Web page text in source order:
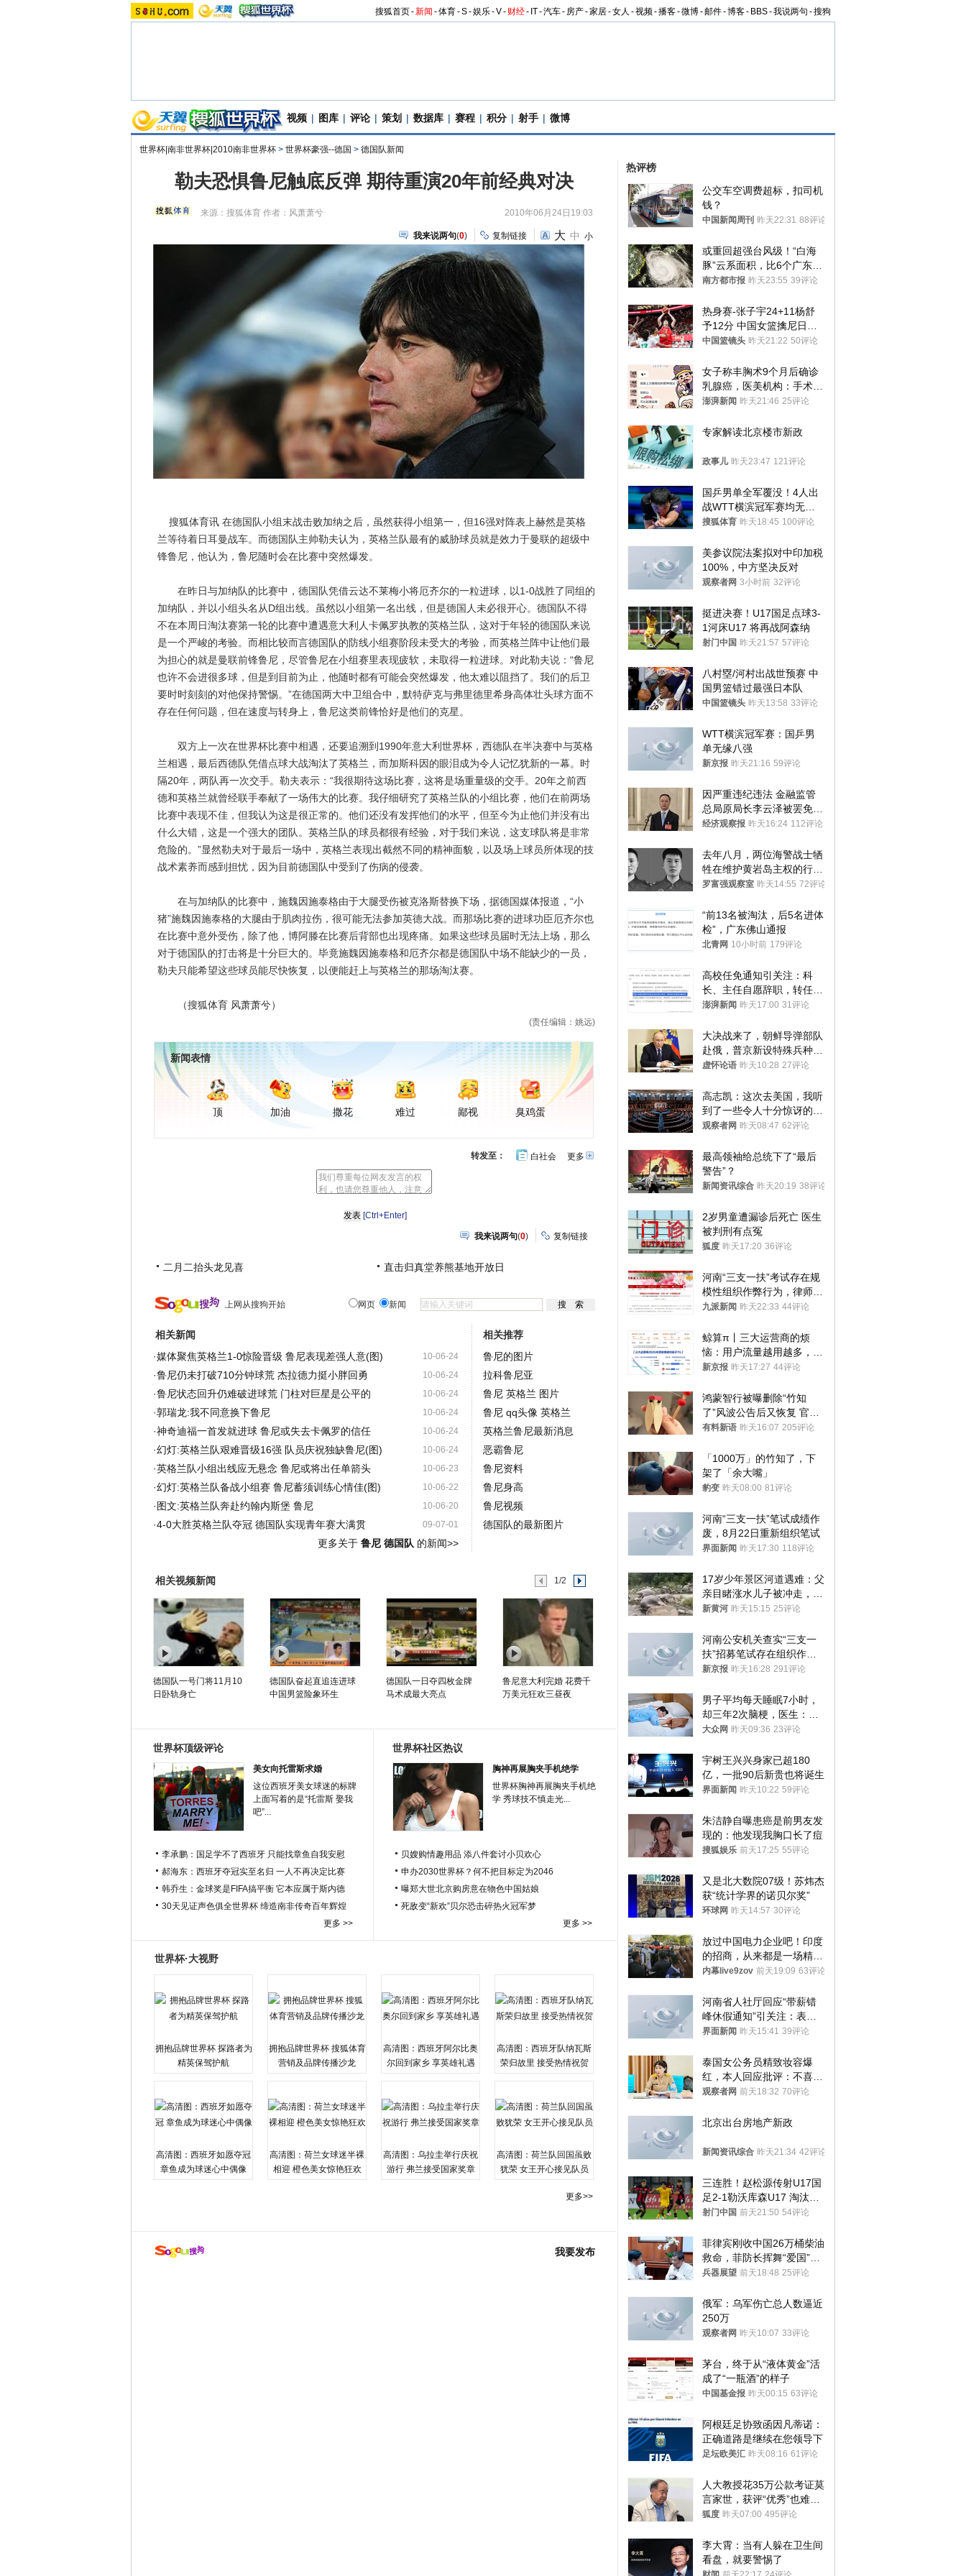
搜狐首页-新闻 -体育-S-娱乐-V- 财经- IT-汽车- 房产-家居-女人 -视频-播客-微博-邮件-博客- BBS-我说两句 -搜狗
视频 | 图库 | 评论 | 策划 | 数据库 | 赛程 | 积分 | 射手 | 微博
世界杯|南非世界杯|2010南非世界杯 > 世界杯豪强--德国 > 德国队新闻
勒夫恐惧鲁尼触底反弹 期待重演20年前经典对决
来源：搜狐体育 作者：风萧萧兮 2010年06月24日19:03
我来说两句(0) 复制链接 大 中 小
搜狐体育讯 在德国队小组末战击败加纳之后，虽然获得小组第一，但16强对阵表上赫然是英格
兰等待着日耳曼战车。而德国队主帅勒夫认为，英格兰队最有的威胁球员就是效力于曼联的超级中
锋鲁尼，他认为，鲁尼随时会在比赛中突然爆发。
在昨日与加纳队的比赛中，德国队凭借云达不莱梅小将厄齐尔的一粒进球，以1-0战胜了同组的
加纳队，并以小组头名从D组出线。虽然以小组第一名出线，但是德国人未必很开心。德国队不得
不在本周日淘汰赛第一轮的比赛中遭遇意大利人卡佩罗执教的英格兰队，这对于年轻的德国队来说
是一个严峻的考验。而相比较而言德国队的防线小组赛阶段未受大的考验，而英格兰阵中让他们最
为担心的就是曼联前锋鲁尼，尽管鲁尼在小组赛里表现疲软，未取得一粒进球。对此勒夫说：“鲁尼
也许不会进很多球，但是到目前为止，他随时都有可能会突然爆发，他太难以阻挡了。我们的后卫
要时时刻刻的对他保持警惕。”在德国两大中卫组合中，默特萨克与弗里德里希身高体壮头球方面不
存在任何问题，但在速度与转身上，鲁尼这类前锋恰好是他们的克星。
双方上一次在世界杯比赛中相遇，还要追溯到1990年意大利世界杯，西德队在半决赛中与英格
兰相遇，最后西德队凭借点球大战淘汰了英格兰，而加斯科因的眼泪成为令人记忆犹新的一幕。时
隔20年，两队再一次交手。勒夫表示：“我很期待这场比赛，这将是场重量级的交手。20年之前西
德和英格兰就曾经联手奉献了一场伟大的比赛。我仔细研究了英格兰队的小组比赛，他们在前两场
比赛中表现不佳，但我认为这是很正常的。他们还没有发挥他们的水平，但至今为止他们并没有出
什么大错，这是一个强大的团队。英格兰队的球员都很有经验，对于我们来说，这支球队将是非常
危险的。”显然勒夫对于最后一场中，英格兰表现出截然不同的精神面貌，以及场上球员所体现的技
战术素养而感到担忧，因为目前德国队中受到了伤病的侵袭。
在与加纳队的比赛中，施魏因施泰格由于大腿受伤被克洛斯替换下场，据德国媒体报道，“小
猪”施魏因施泰格的大腿由于肌肉拉伤，很可能无法参加英德大战。而那场比赛的进球功臣厄齐尔也
在比赛中意外受伤，除了他，博阿滕在比赛后背部也出现疼痛。如果这些球员届时无法上场，那么
对于德国队的打击将是十分巨大的。毕竟施魏因施泰格和厄齐尔都是德国队中场不能缺少的一员，
勒夫只能希望这些球员能尽快恢复，以便能赶上与英格兰的那场淘汰赛。
（搜狐体育 风萧萧兮）
(责任编辑：姚远)
新闻表情
顶 加油 撒花 难过 鄙视 臭鸡蛋
更多开
转发至： 白社会
[Ctrl+Enter]
我来说两句(0) 复制链接
二月二抬头龙见喜 直击归真堂养熊基地开放日
上网从搜狗开始 网页 新闻
相关新闻
10-06-24
·媒体聚焦英格兰1-0惊险晋级 鲁尼表现差强人意(图)
10-06-24
·鲁尼仍未打破710分钟球荒 杰拉德力挺小胖回勇
10-06-24
·鲁尼状态回升仍难破进球荒 门柱对巨星是公平的
10-06-24
·郭瑞龙:我不同意换下鲁尼
10-06-24
·神奇迪福一首发就进球 鲁尼或失去卡佩罗的信任
10-06-24
·幻灯:英格兰队艰难晋级16强 队员庆祝独缺鲁尼(图)
10-06-23
·英格兰队小组出线应无悬念 鲁尼或将出任单箭头
10-06-22
·幻灯:英格兰队备战小组赛 鲁尼蓄须训练心情佳(图)
10-06-20
· 图文:英格兰队奔赴约翰内斯堡 鲁尼
09-07-01
·4-0大胜英格兰队夺冠 德国队实现青年赛大满贯
更多关于 鲁尼 德国队 的新闻>>
相关推荐
鲁尼的图片
拉科鲁尼亚
鲁尼 英格兰 图片
鲁尼 qq头像 英格兰
英格兰鲁尼最新消息
恶霸鲁尼
鲁尼资料
鲁尼身高
鲁尼视频
德国队的最新图片
相关视频新闻 1/2
德国队一号门将11月10
日卧轨身亡
德国队奋起直追连进球
中国男篮险象环生
德国队一日夺四枚金牌
马术成最大亮点
鲁尼意大利完婚 花费千
万美元狂欢三昼夜
世界杯顶级评论
美女向托雷斯求婚
这位西班牙美女球迷的标牌
上面写着的是“托雷斯 娶我
吧”...
李承鹏：国足学不了西班牙 只能找章鱼自我安慰
郝海东：西班牙夺冠实至名归 一人不再决定比赛
韩乔生：金球奖是FIFA搞平衡 它本应属于斯内德
30天见证声色俱全世界杯 缔造南非传奇百年辉煌
更多 >>
世界杯社区热议
胸神再展胸夹手机绝学
世界杯胸神再展胸夹手机绝
学 秀球技不慎走光...
贝嫂购情趣用品 添八件套讨小贝欢心
申办2030世界杯？何不把目标定为2046
曝郑大世北京购房意在物色中国姑娘
死敌变“新欢”贝尔恐击碎热火冠军梦
更多 >>
世界杯·大视野
拥抱品牌世界杯 探路者为
精英保驾护航
拥抱品牌世界杯 搜狐体育
营销及品牌传播沙龙
高清图：西班牙阿尔比奥
尔回到家乡 享英雄礼遇
高清图：西班牙队纳瓦斯
荣归故里 接受热情祝贺
高清图：西班牙如愿夺冠
章鱼成为球迷心中偶像
高清图：荷兰女球迷半裸
相迎 橙色美女惊艳狂欢
高清图：乌拉圭举行庆祝
游行 弗兰接受国家奖章
高清图：荷兰队回国虽败
犹荣 女王开心接见队员
更多>>
我要发布
热评榜
公交车空调费超标，扣司机
钱？
中国新闻周刊 昨天22:31 88评论
或重回超强台风级！“白海
豚”云系面积，比6个广东还
大！深圳官方：注意这件事
南方都市报 昨天23:55 39评论
热身赛-张子宇24+11杨舒
予12分 中国女篮擒尼日利
亚
中国篮镜头 昨天21:22 50评论
女子称丰胸术9个月后确诊
乳腺癌，医美机构：手术不
可能引发癌症，建议走司法
澎湃新闻 昨天21:46 25评论
专家解读北京楼市新政
政事儿 昨天23:47 121评论
国乒男单全军覆没！4人出
战WTT横滨冠军赛均无缘
八强
搜狐体育 昨天18:45 100评论
美参议院法案拟对中印加税
100%，中方坚决反对
观察者网 3小时前 32评论
挺进决赛！U17国足点球3-
1河床U17 将再战阿森纳
射门中国 昨天21:57 57评论
八村塁/河村出战世预赛 中
国男篮错过最强日本队
中国篮镜头 昨天13:58 33评论
WTT横滨冠军赛：国乒男
单无缘八强
新京报 昨天21:16 59评论
因严重违纪违法 金融监管
总局原局长李云泽被罢免全
国人大代表
经济观察报 昨天16:24 112评论
去年八月，两位海警战士牺
牲在维护黄岩岛主权的行动
中
罗富强观察室 昨天14:55 72评论
“前13名被淘汰，后5名进体
检”，广东佛山通报
北青网 10小时前 179评论
高校任免通知引关注：科
长、主任自愿辞职，转任思
政辅导员
澎湃新闻 昨天17:00 31评论
大决战来了，朝鲜导弹部队
赴俄，普京新设特殊兵种，
76岁老将扛旗
虚怀论语 昨天10:28 27评论
高志凯：这次去美国，我听
到了一些令人十分惊讶的消
息
观察者网 昨天08:47 62评论
最高领袖给总统下了“最后
警告”？
新闻资讯综合 昨天20:19 38评论
2岁男童遭漏诊后死亡 医生
被判刑有点冤
狐度 昨天17:20 36评论
河南“三支一扶”考试存在规
模性组织作弊行为，律师：
涉嫌非法获取国家秘密罪等
九派新闻 昨天22:33 44评论
鲸算π丨三大运营商的烦
恼：用户流量越用越多，收
入却越来越少
新京报 昨天17:27 44评论
鸿蒙智行被曝删除“竹知
了”风波公告后又恢复 官媒
曾力挺：劝华为要大度的，
有料新语 昨天16:07 205评论
「1000万」的竹知了，下
架了「余大嘴」
豹变 昨天08:00 81评论
河南“三支一扶”笔试成绩作
废，8月22日重新组织笔试
界面新闻 昨天17:30 118评论
17岁少年景区河道遇难：父
亲目睹涨水儿子被冲走，当
地排除上游泄洪，家属盼厘
新黄河 昨天15:15 25评论
河南公安机关查实“三支一
扶”招募笔试存在组织作弊
犯罪行为
新京报 昨天16:28 291评论
男子平均每天睡眠7小时，
却三年2次脑梗，医生：这
样睡觉更伤身
大众网 昨天09:36 23评论
宇树王兴兴身家已超180
亿，一批90后新贵也将诞生
界面新闻 昨天10:22 59评论
朱洁静自曝患癌是前男友发
现的：他发现我胸口长了痘
搜狐娱乐 前天17:25 55评论
又是北大数院07级！苏炜杰
获“统计学界的诺贝尔奖”
环球网 昨天14:57 30评论
放过中国电力企业吧！印度
的招商，从来都是一场精准
收割
内幕live9zov 前天19:09 63评论
河南省人社厅回应“带薪错
峰休假通知”引关注：表述
不够准确，待修改后印发
界面新闻 昨天15:41 39评论
泰国女公务员精致妆容爆
红，本人回应批评：不喜欢
就别看
观察者网 前天18:32 70评论
北京出台房地产新政
新闻资讯综合 昨天21:34 42评论
三连胜！赵松源传射U17国
足2-1勒沃库森U17 淘汰赛
将战河床
射门中国 前天21:50 54评论
菲律宾刚收中国26万桶柴油
救命，菲防长挥舞“爱国”大
棒，谁亲华谁下台？
兵器展望 前天18:48 25评论
俄军：乌军伤亡总人数逼近
250万
观察者网 昨天10:07 33评论
茅台，终于从“液体黄金”活
成了“一瓶酒”的样子
中国基金报 昨天00:15 63评论
阿根廷足协致函因凡蒂诺：
正确道路是继续在您领导下
足坛欧美汇 昨天08:16 61评论
人大教授花35万公款考证莫
言家世，获评“优秀”也难服
众
狐度 昨天07:00 495评论
李大霄：当有人躲在卫生间
看盘，就要警惕了